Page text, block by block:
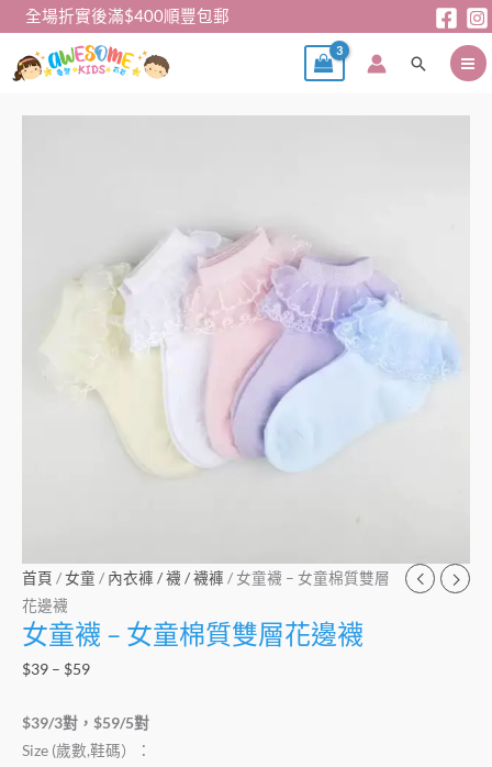
全場折實後滿$400順豐包郵
搜
首頁 /女童 / 內衣褲 / 襪 / 襪褲 / 女童襪 – 女童棉質雙層
花邊襪
女童襪 – 女童棉質雙層花邊襪
$39 – $59
$59
$39/3對，$59/5對
Size (歲數,鞋碼）：